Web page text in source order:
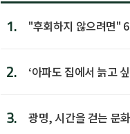
1.
"후회하지 않으려면"
2.
‘아파도 집에서 늙고
3. 광명, 시간을 걷는 문